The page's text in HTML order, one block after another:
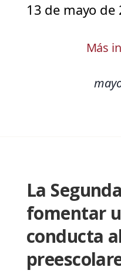
13 de mayo de
Más
La
fomentar
conducta